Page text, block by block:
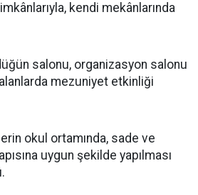
kendi mekânlarında
salonu, organizasyon salonu
mezuniyet etkinliği
okul ortamında, sade ve
uygun şekilde yapılması